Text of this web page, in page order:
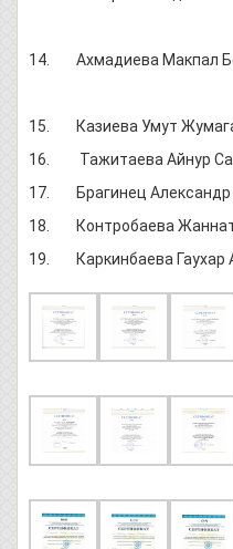
14. Ахмадиева Макпал
15. Казиева Умут
16. Тажитаева Айнур
17. Брагинец Александр
18. Контробаева
19. Каркинбаева Гаухар